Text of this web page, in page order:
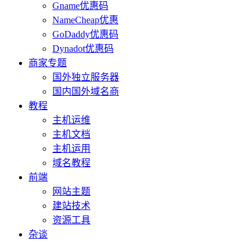
Gname优惠码
NameCheap优惠
GoDaddy优惠码
Dynadot优惠码
商家专题
国外独立服务器
国内国外域名商
教程
主机运维
主机文档
主机运用
域名教程
前端
网站主题
建站技术
资源工具
杂谈